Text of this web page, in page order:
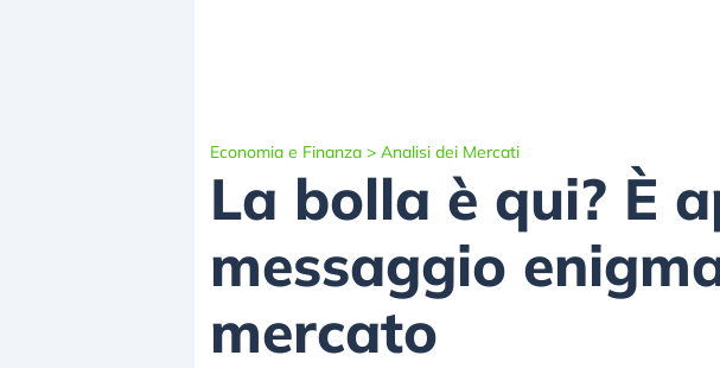
Economia e Finanza > Analisi dei Mercati
La bolla è qui? È
messaggio
mercato